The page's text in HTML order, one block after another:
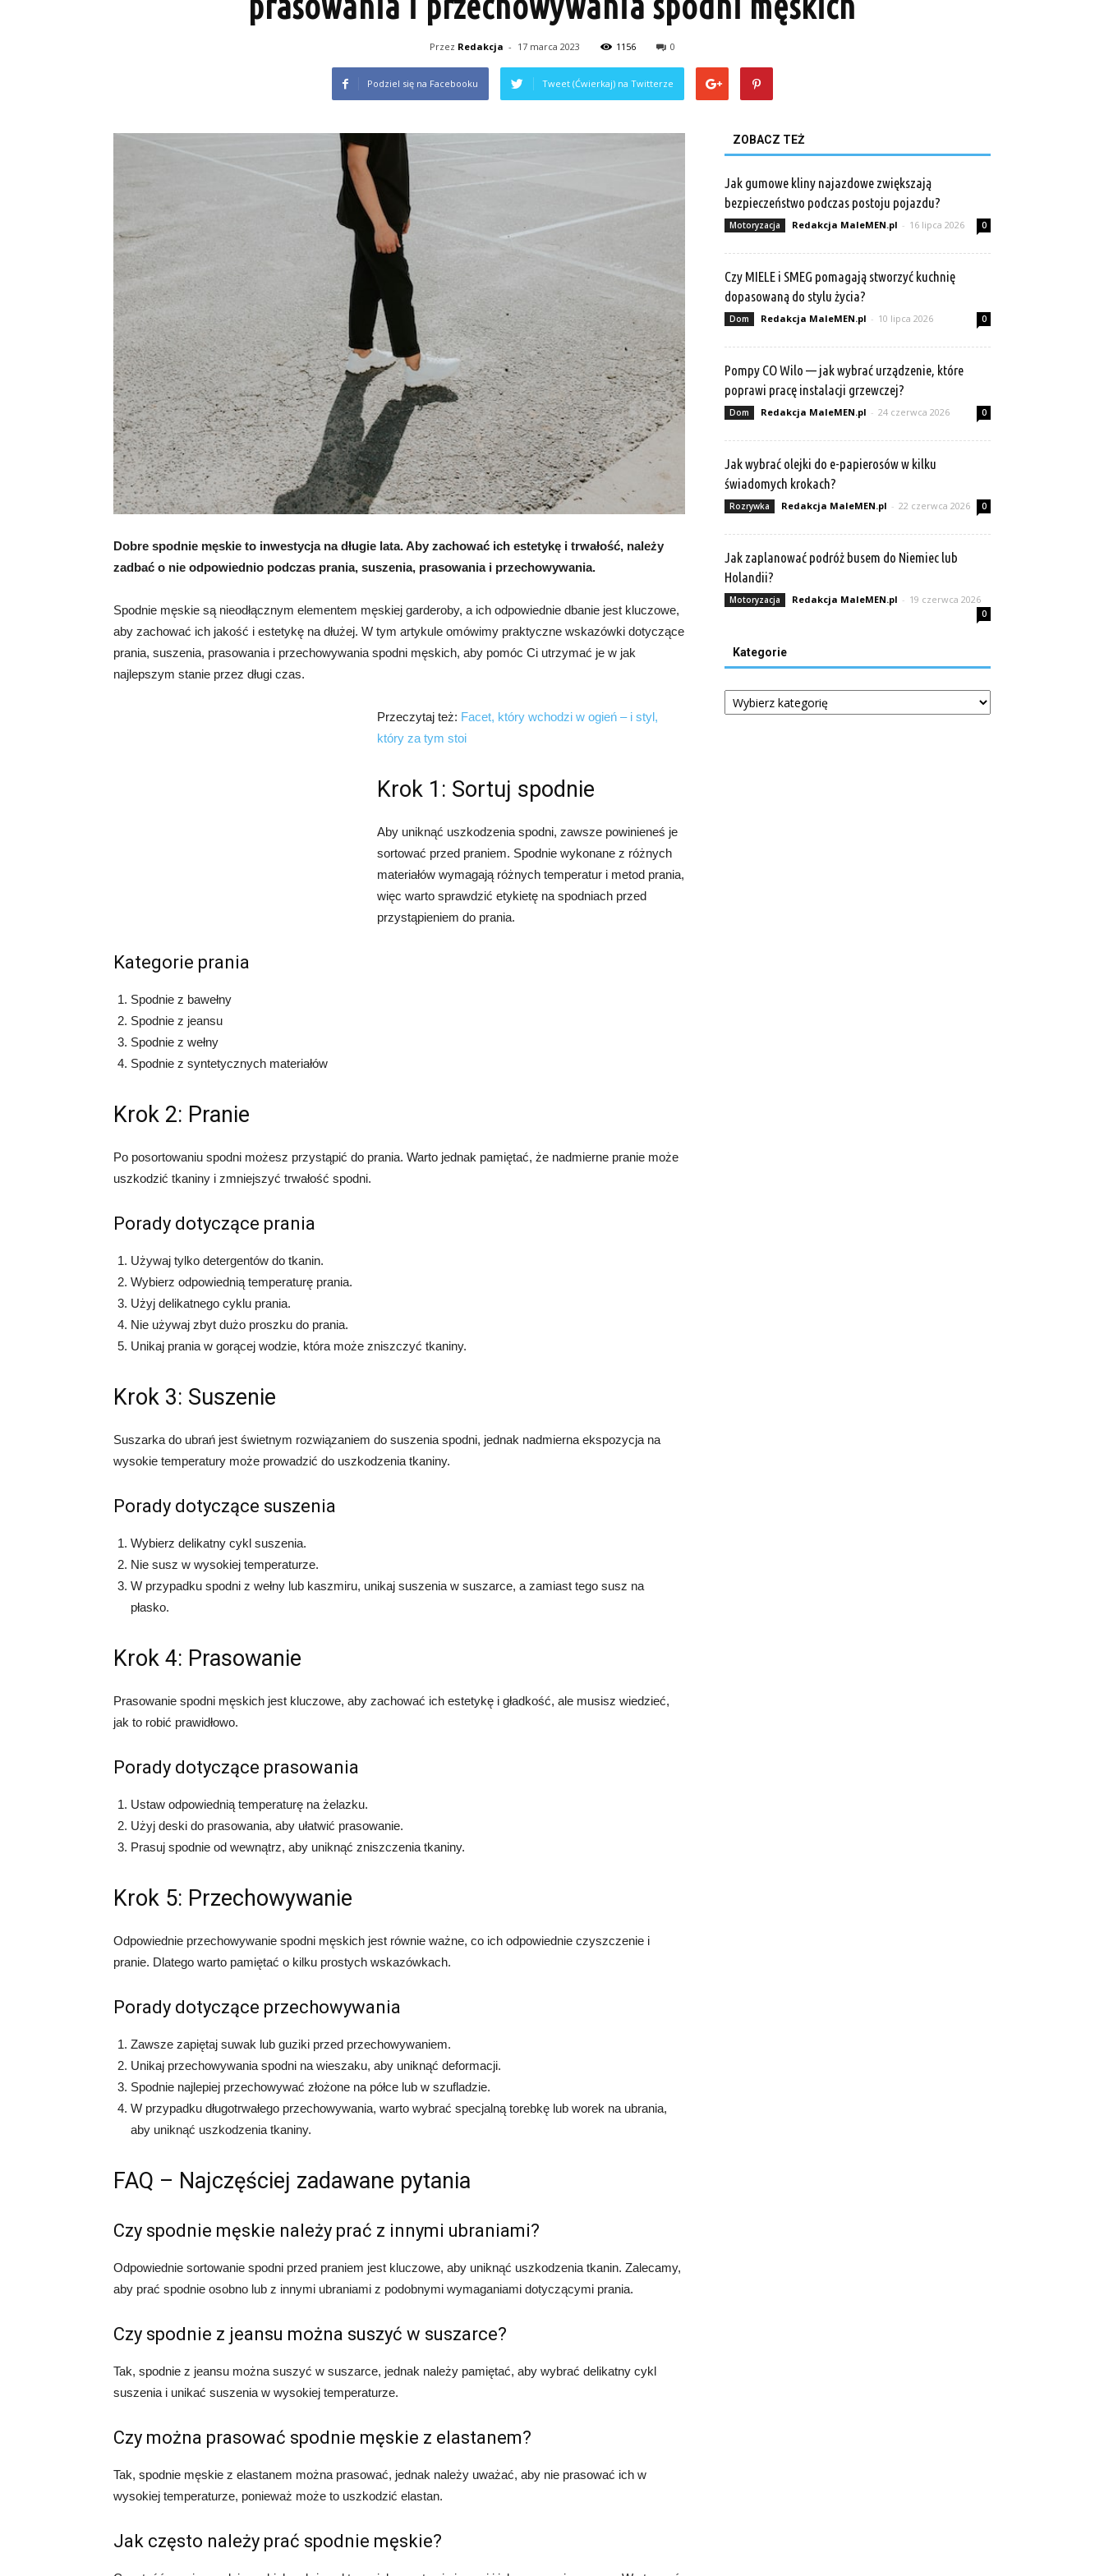
Przez Redakcja - 17 marca 2023 1156 0
Podziel się na Facebooku Tweet (Ćwierkaj) na Twitterze
Dobre spodnie męskie to inwestycja na długie lata. Aby zachować ich estetykę i trwałość, należy
zadbać o nie odpowiednio podczas prania, suszenia, prasowania i przechowywania.
Spodnie męskie są nieodłącznym elementem męskiej garderoby, a ich odpowiednie dbanie jest kluczowe,
aby zachować ich jakość i estetykę na dłużej. W tym artykule omówimy praktyczne wskazówki dotyczące
prania, suszenia, prasowania i przechowywania spodni męskich, aby pomóc Ci utrzymać je w jak
najlepszym stanie przez długi czas.
Przeczytaj też: Facet, który wchodzi w ogień – i styl,
który za tym stoi
Krok 1: Sortuj spodnie
Aby uniknąć uszkodzenia spodni, zawsze powinieneś je
sortować przed praniem. Spodnie wykonane z różnych
materiałów wymagają różnych temperatur i metod prania,
więc warto sprawdzić etykietę na spodniach przed
przystąpieniem do prania.
Kategorie prania
Spodnie z bawełny
Spodnie z jeansu
Spodnie z wełny
Spodnie z syntetycznych materiałów
Krok 2: Pranie
Po posortowaniu spodni możesz przystąpić do prania. Warto jednak pamiętać, że nadmierne pranie może
uszkodzić tkaniny i zmniejszyć trwałość spodni.
Porady dotyczące prania
Używaj tylko detergentów do tkanin.
Wybierz odpowiednią temperaturę prania.
Użyj delikatnego cyklu prania.
Nie używaj zbyt dużo proszku do prania.
Unikaj prania w gorącej wodzie, która może zniszczyć tkaniny.
Krok 3: Suszenie
Suszarka do ubrań jest świetnym rozwiązaniem do suszenia spodni, jednak nadmierna ekspozycja na
wysokie temperatury może prowadzić do uszkodzenia tkaniny.
Porady dotyczące suszenia
Wybierz delikatny cykl suszenia.
Nie susz w wysokiej temperaturze.
W przypadku spodni z wełny lub kaszmiru, unikaj suszenia w suszarce, a zamiast tego susz na
płasko.
Krok 4: Prasowanie
Prasowanie spodni męskich jest kluczowe, aby zachować ich estetykę i gładkość, ale musisz wiedzieć,
jak to robić prawidłowo.
Porady dotyczące prasowania
Ustaw odpowiednią temperaturę na żelazku.
Użyj deski do prasowania, aby ułatwić prasowanie.
Prasuj spodnie od wewnątrz, aby uniknąć zniszczenia tkaniny.
Krok 5: Przechowywanie
Odpowiednie przechowywanie spodni męskich jest równie ważne, co ich odpowiednie czyszczenie i
pranie. Dlatego warto pamiętać o kilku prostych wskazówkach.
Porady dotyczące przechowywania
Zawsze zapiętaj suwak lub guziki przed przechowywaniem.
Unikaj przechowywania spodni na wieszaku, aby uniknąć deformacji.
Spodnie najlepiej przechowywać złożone na półce lub w szufladzie.
W przypadku długotrwałego przechowywania, warto wybrać specjalną torebkę lub worek na ubrania,
aby uniknąć uszkodzenia tkaniny.
FAQ – Najczęściej zadawane pytania
Czy spodnie męskie należy prać z innymi ubraniami?
Odpowiednie sortowanie spodni przed praniem jest kluczowe, aby uniknąć uszkodzenia tkanin. Zalecamy,
aby prać spodnie osobno lub z innymi ubraniami z podobnymi wymaganiami dotyczącymi prania.
Czy spodnie z jeansu można suszyć w suszarce?
Tak, spodnie z jeansu można suszyć w suszarce, jednak należy pamiętać, aby wybrać delikatny cykl
suszenia i unikać suszenia w wysokiej temperaturze.
Czy można prasować spodnie męskie z elastanem?
Tak, spodnie męskie z elastanem można prasować, jednak należy uważać, aby nie prasować ich w
wysokiej temperaturze, ponieważ może to uszkodzić elastan.
Jak często należy prać spodnie męskie?
ZOBACZ TEŻ
Jak gumowe kliny najazdowe zwiększają
bezpieczeństwo podczas postoju pojazdu?
Motoryzacja Redakcja MaleMEN.pl - 16 lipca 2026 0
Czy MIELE i SMEG pomagają stworzyć kuchnię
dopasowaną do stylu życia?
Dom Redakcja MaleMEN.pl - 10 lipca 2026 0
Pompy CO Wilo — jak wybrać urządzenie, które
poprawi pracę instalacji grzewczej?
Dom Redakcja MaleMEN.pl - 24 czerwca 2026 0
Jak wybrać olejki do e-papierosów w kilku
świadomych krokach?
Rozrywka Redakcja MaleMEN.pl - 22 czerwca 2026 0
Jak zaplanować podróż busem do Niemiec lub
Holandii?
Motoryzacja Redakcja MaleMEN.pl - 19 czerwca 2026
0
Kategorie
Kategorie